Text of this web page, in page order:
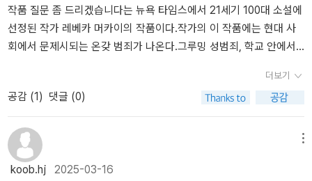
작품 질문 좀 드리겠습니다는 뉴욕 타임스에서 21세기 100대 소설에
선정된 작가 레베카 머카이의 작품이다.작가의 이 작품에는 현대 사
회에서 문제시되는 온갖 범죄가 나온다.그루밍 성범죄, 학교 안에서
대중은 상대에 따라 어떤 태도를 보이는지 그 차별화된 시각 역시 적
나라하게 보여준다.학교 안 그것도 유명 기숙학교에서 한 여학생이
살해되는 사건이 벌어진다.이 사건이 전국적으로 많은 관심을 받게
된 데에는 피해 학생이 뛰어난 미모의 백인이고 어렸으며 부자라는
점이었고 그런 소녀를 죽인 범인이 체육 교사이자 흑인이었다는 점은
세간의 관심을 끌기에 충분히 자극적이었다.이런 조건은 사건 당시
더보기
공감 (1 ) 댓글 (0)
koob.hj 2025-03-16